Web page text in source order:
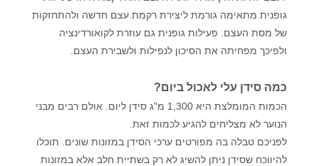
גופנית מתאימה גורמת ליצירת רקמת עצם חדשה ולהתחזקות
של מסת העצם. פעילות גופנית גם עוזרת לקואורדינציה
ולפיכך מפחיתה את הסיכון לנפילות ולשבירת העצם.
כמה סידן עלי לאכול ביום?
הכמות המומלצת היא 1,300 מ"ג סידן ליום. אולם רבים מבני
הנוער לא מצליחים להגיע לכמות זאת.
לפניכם טבלה בה מפורטים ערכי הסידן במזונות שונים. תוכלו
להיווכח שסידן ניתן להשיג לא רק בשתיית חלב אלא במזונות